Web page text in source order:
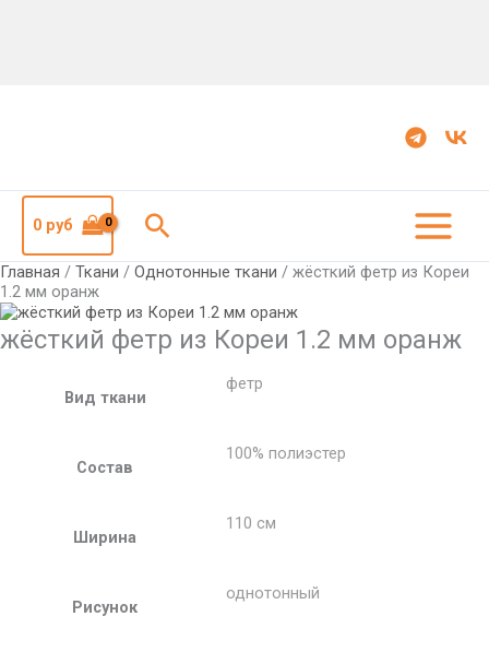
0руб Поиск
Главная / Ткани / Однотонные ткани / жёсткий фетр из Кореи
1.2 мм оранж
жёсткий фетр из Кореи 1.2 мм оранж
Вид ткани
фетр
Состав
100% полиэстер
Ширина
110 см
Рисунок
однотонный